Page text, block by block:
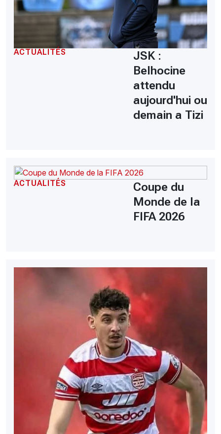
ACTUALITÉS
JSK :
Belhocine
attendu
aujourd'hui ou
demain a Tizi
ACTUALITÉS
Coupe du
Monde de la
FIFA 2026